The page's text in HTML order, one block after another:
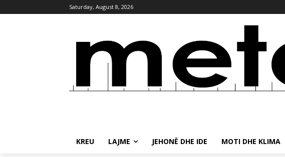
Saturday, August 8, 2026
KREU LAJME JEHONË DHE IDE MOTI DHE KLIMA